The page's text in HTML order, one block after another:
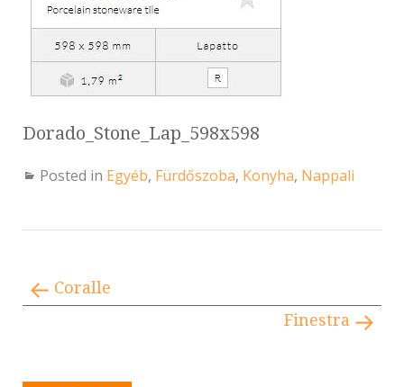
Dorado_Stone_Lap_598x598
Posted in Egyéb, Fürdőszoba, Konyha, Nappali
Coralle
Finestra